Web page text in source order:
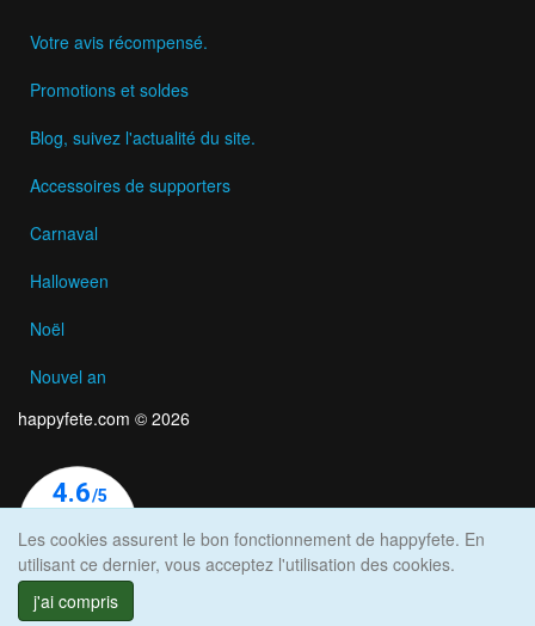
Votre avis récompensé.
Promotions et soldes
Blog, suivez l'actualité du site.
Accessoires de supporters
Carnaval
Halloween
Noël
Nouvel an
happyfete.com © 2026
Les cookies assurent le bon fonctionnement de happyfete. En
utilisant ce dernier, vous acceptez l'utilisation des cookies.
j'ai compris